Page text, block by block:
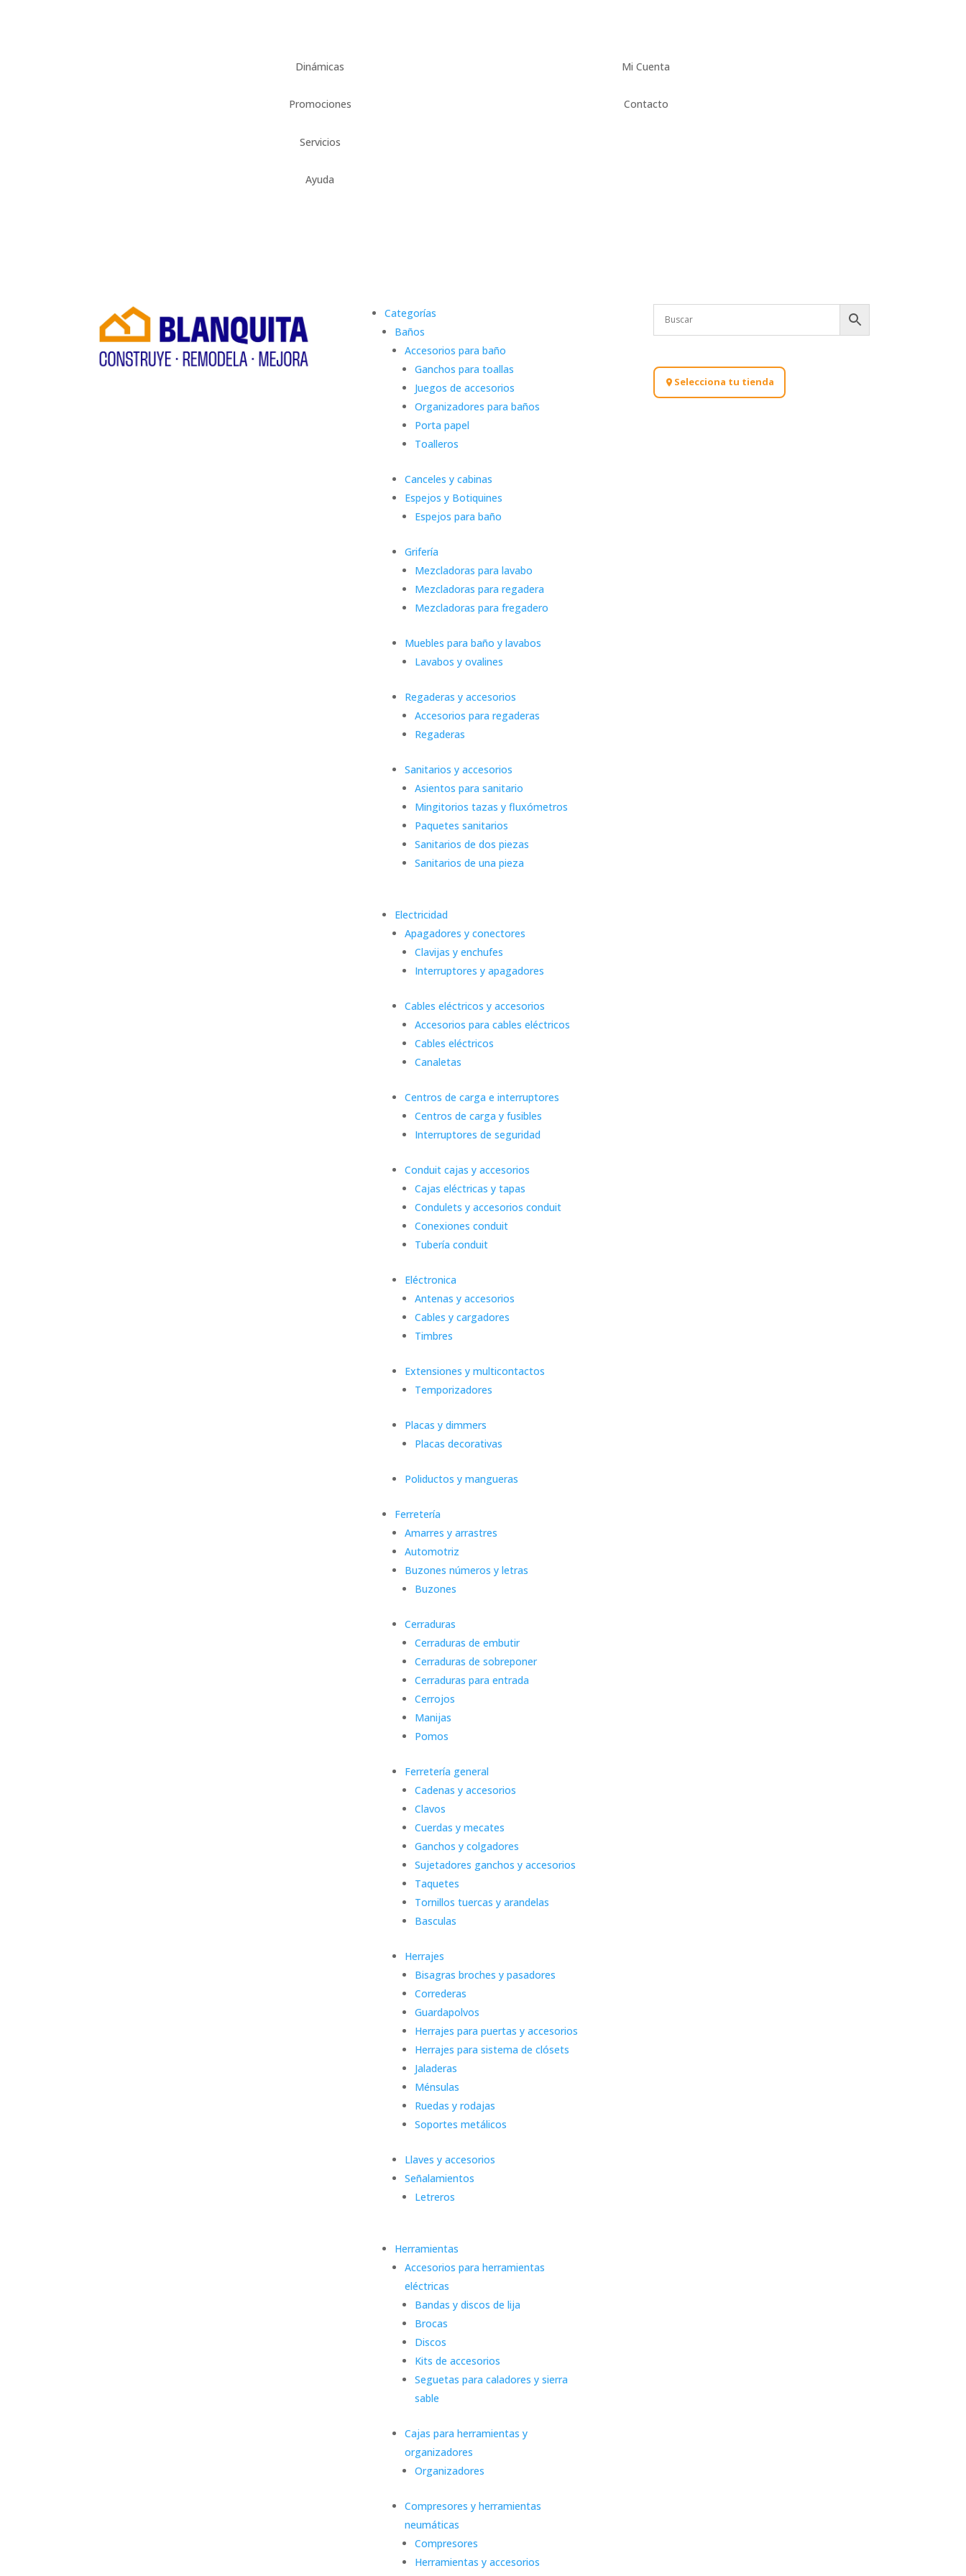
Dinámicas
Promociones
Servicios
Ayuda
Mi Cuenta
Contacto
Categorías
Baños
Accesorios para baño
Ganchos para toallas
Juegos de accesorios
Organizadores para baños
Porta papel
Toalleros
Canceles y cabinas
Espejos y Botiquines
Espejos para baño
Grifería
Mezcladoras para lavabo
Mezcladoras para regadera
Mezcladoras para fregadero
Muebles para baño y lavabos
Lavabos y ovalines
Regaderas y accesorios
Accesorios para regaderas
Regaderas
Sanitarios y accesorios
Asientos para sanitario
Mingitorios tazas y fluxómetros
Paquetes sanitarios
Sanitarios de dos piezas
Sanitarios de una pieza
Electricidad
Apagadores y conectores
Clavijas y enchufes
Interruptores y apagadores
Cables eléctricos y accesorios
Accesorios para cables eléctricos
Cables eléctricos
Canaletas
Centros de carga e interruptores
Centros de carga y fusibles
Interruptores de seguridad
Conduit cajas y accesorios
Cajas eléctricas y tapas
Condulets y accesorios conduit
Conexiones conduit
Tubería conduit
Eléctronica
Antenas y accesorios
Cables y cargadores
Timbres
Extensiones y multicontactos
Temporizadores
Placas y dimmers
Placas decorativas
Poliductos y mangueras
Ferretería
Amarres y arrastres
Automotriz
Buzones números y letras
Buzones
Cerraduras
Cerraduras de embutir
Cerraduras de sobreponer
Cerraduras para entrada
Cerrojos
Manijas
Pomos
Ferretería general
Cadenas y accesorios
Clavos
Cuerdas y mecates
Ganchos y colgadores
Sujetadores ganchos y accesorios
Taquetes
Tornillos tuercas y arandelas
Basculas
Herrajes
Bisagras broches y pasadores
Correderas
Guardapolvos
Herrajes para puertas y accesorios
Herrajes para sistema de clósets
Jaladeras
Ménsulas
Ruedas y rodajas
Soportes metálicos
Llaves y accesorios
Señalamientos
Letreros
Herramientas
Accesorios para herramientas
eléctricas
Bandas y discos de lija
Brocas
Discos
Kits de accesorios
Seguetas para caladores y sierra
sable
Cajas para herramientas y
organizadores
Organizadores
Compresores y herramientas
neumáticas
Compresores
Herramientas y accesorios
Selecciona tu tienda